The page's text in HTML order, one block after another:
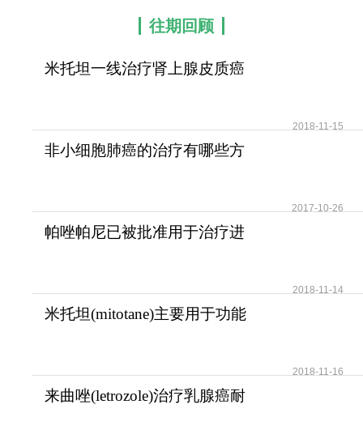
往期回顾
米托坦一线治疗肾上腺皮质癌
2018-11-15
非小细胞肺癌的治疗有哪些方
2017-10-26
帕唑帕尼已被批准用于治疗进
2018-11-14
米托坦(mitotane)主要用于功能
2018-11-16
来曲唑(letrozole)治疗乳腺癌耐